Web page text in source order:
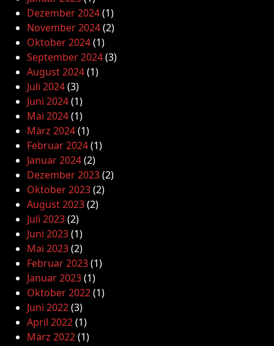
Dezember 2024(1)
November 2024(2)
Oktober 2024(1)
September 2024(3)
August 2024(1)
Juli 2024(3)
Juni 2024(1)
Mai 2024(1)
März 2024(1)
Februar 2024(1)
Januar 2024(2)
Dezember 2023(2)
Oktober 2023(2)
August 2023(2)
Juli 2023(2)
Juni 2023(1)
Mai 2023(2)
Februar 2023(1)
Januar 2023(1)
Oktober 2022(1)
Juni 2022(3)
April 2022(1)
März 2022(1)